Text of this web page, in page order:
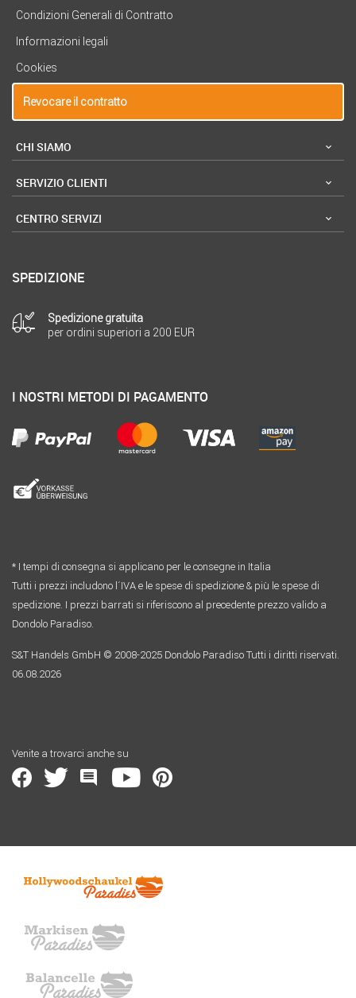
Condizioni Generali di Contratto
Informazioni legali
Cookies
Revocare il contratto
CHI SIAMO
SERVIZIO CLIENTI
CENTRO SERVIZI
SPEDIZIONE
Spedizione gratuita
per ordini superiori a 200 EUR
I NOSTRI METODI DI PAGAMENTO
* I tempi di consegna si applicano per le consegne in Italia
Tutti i prezzi includono l´IVA e le spese di spedizione & più le spese di
spedizione. I prezzi barrati si riferiscono al precedente prezzo valido a
Dondolo Paradiso.
S&T Handels GmbH © 2008-2025 Dondolo Paradiso Tutti i diritti riservati.
06.08.2026
Venite a trovarci anche su